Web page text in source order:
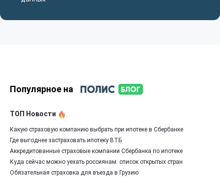
Популярное на
ТОП Новости
Какую страховую компанию выбрать при ипотеке в Сбербанке
Где выгоднее застраховать ипотеку ВТБ
Аккредитованные страховые компании Сбербанка по ипотеке
Куда сейчас можно уехать россиянам: список открытых стран
Обязательная страховка для въезда в Грузию